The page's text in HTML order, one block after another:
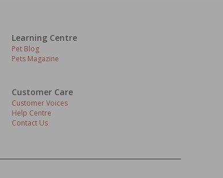
Learning Centre
Pet Blog
Pets Magazine
Customer Care
Customer Voices
Help Centre
Contact Us